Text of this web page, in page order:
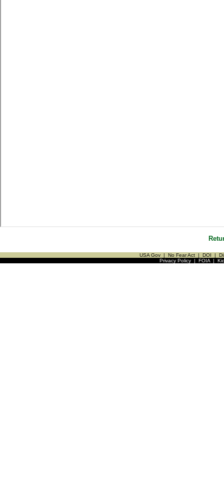
USA Gov | No Fear Act | DOI |
Privacy Policy| FOIA|